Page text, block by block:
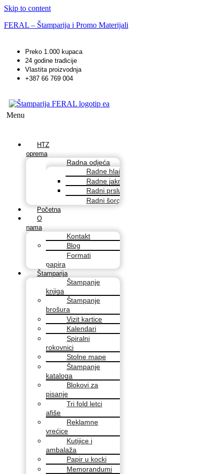
Skip to content
FERAL – Štamparija i Promo Materijali
Preko 1.000 kupaca
24 godine tradicije
Vlastita proizvodnja
+387 66 769 004
Menu
HTZ
oprema
Radna odjeća
Radne hlače
Radne jakne
Radni prsluci
Radni šorcevi
Početna
O
nama
Kontakt
Blog
Formati
papira
Štamparija
Štampanje
knjiga
Štampanje
brošura
Vizit kartice
Kalendari
Spiralni
rokovnici
Stolne mape
Štampanje
kataloga
Blokovi za
pisanje
Tri fold letci
afiše
Reklamne
vrećice
Kutijice i
ambalaža
Papir u kocki
Memorandumi